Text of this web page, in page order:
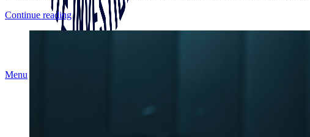
Menu
Continue reading